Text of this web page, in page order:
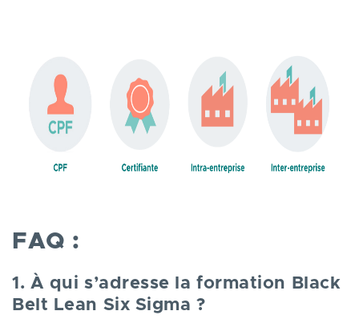
FAQ :
1. À qui s’adresse la formation Black
Belt Lean Six Sigma ?